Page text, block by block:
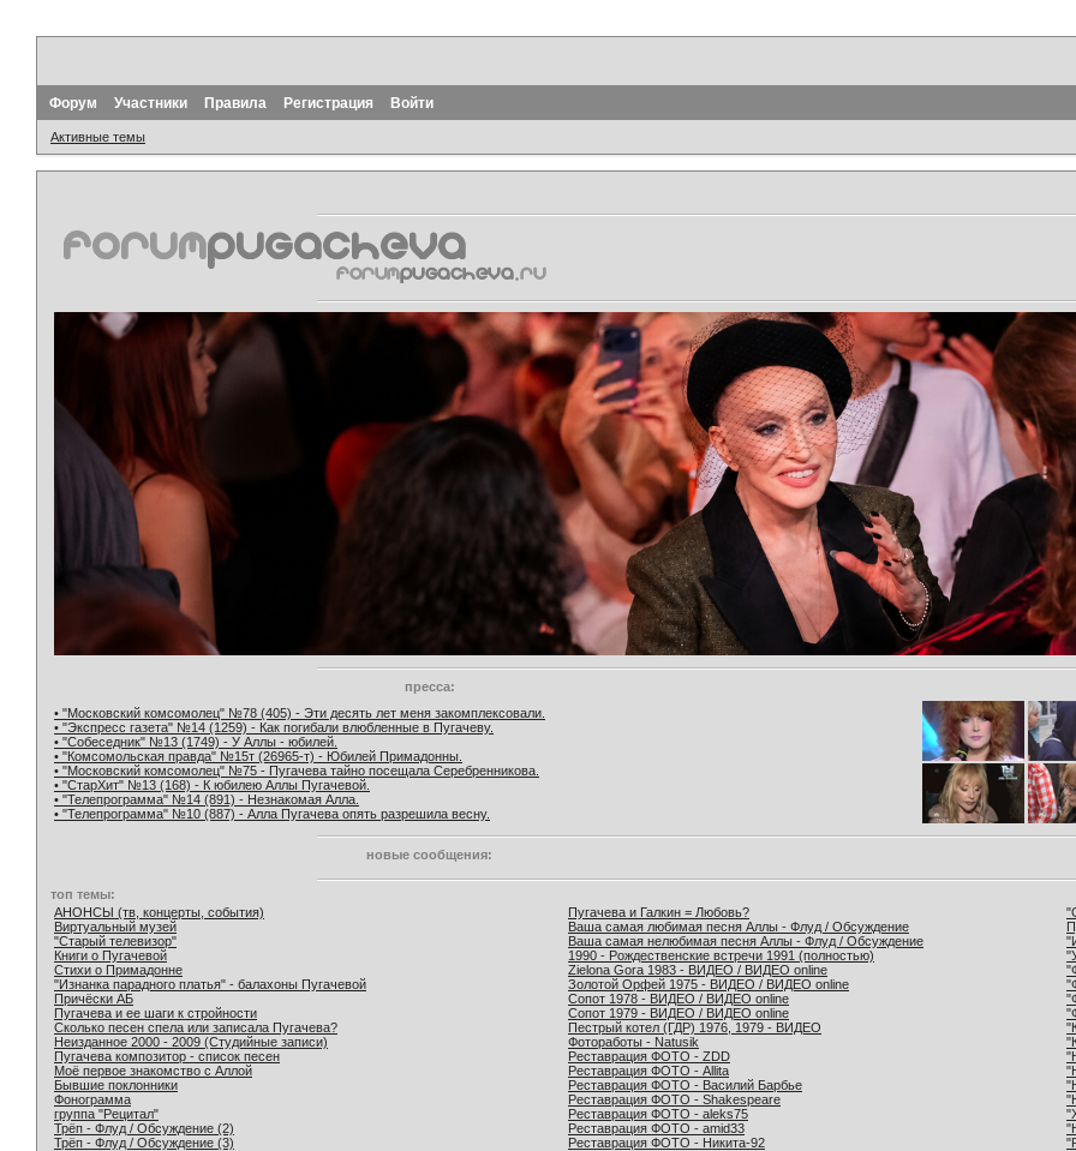
Форум Участники Правила Регистрация Войти
Активные темы
пресса:
• "Московский комсомолец" №78 (405) - Эти десять лет меня закомплексовали.
• "Экспресс газета" №14 (1259) - Как погибали влюбленные в Пугачеву.
• "Собеседник" №13 (1749) - У Аллы - юбилей.
• "Комсомольская правда" №15т (26965-т) - Юбилей Примадонны.
• "Московский комсомолец" №75 - Пугачева тайно посещала Серебренникова.
• "СтарХит" №13 (168) - К юбилею Аллы Пугачевой.
• "Телепрограмма" №14 (891) - Незнакомая Алла.
• "Телепрограмма" №10 (887) - Алла Пугачева опять разрешила весну.
новые сообщения:
топ темы:
АНОНСЫ (тв, концерты, события)
Виртуальный музей
"Старый телевизор"
Книги о Пугачевой
Стихи о Примадонне
"Изнанка парадного платья" - балахоны Пугачевой
Причёски АБ
Пугачева и ее шаги к стройности
Сколько песен спела или записала Пугачева?
Неизданное 2000 - 2009 (Студийные записи)
Пугачева композитор - список песен
Моё первое знакомство с Аллой
Бывшие поклонники
Фонограмма
группа "Рецитал"
Трёп - Флуд / Обсуждение (2)
Трёп - Флуд / Обсуждение (3)
Пугачева и Галкин = Любовь?
Ваша самая любимая песня Аллы - Флуд / Обсуждение
Ваша самая нелюбимая песня Аллы - Флуд / Обсуждение
1990 - Рождественские встречи 1991 (полностью)
Zielona Gora 1983 - ВИДЕО / ВИДЕО online
Золотой Орфей 1975 - ВИДЕО / ВИДЕО online
Сопот 1978 - ВИДЕО / ВИДЕО online
Сопот 1979 - ВИДЕО / ВИДЕО online
Пестрый котел (ГДР) 1976, 1979 - ВИДЕО
Фотоработы - Natusik
Реставрация ФОТО - ZDD
Реставрация ФОТО - Allita
Реставрация ФОТО - Василий Барбье
Реставрация ФОТО - Shakespeare
Реставрация ФОТО - aleks75
Реставрация ФОТО - amid33
Реставрация ФОТО - Никита-92